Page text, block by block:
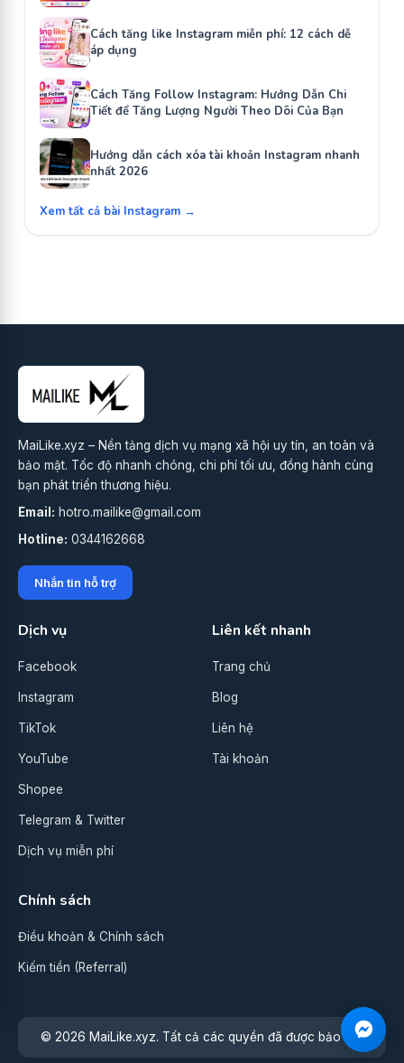
Cách tăng like Instagram miễn phí: 12 cách dễ
áp dụng
Cách Tăng Follow Instagram: Hướng Dẫn Chi
Tiết để Tăng Lượng Người Theo Dõi Của Bạn
Hướng dẫn cách xóa tài khoản Instagram nhanh
nhất 2026
Xem tất cả bài Instagram →
MaiLike.xyz – Nền tảng dịch vụ mạng xã hội uy tín, an toàn và
bảo mật. Tốc độ nhanh chóng, chi phí tối ưu, đồng hành cùng
bạn phát triển thương hiệu.
Email: hotro.mailike@gmail.com
Hotline: 0344162668
Nhắn tin hỗ trợ
Dịch vụ
Facebook
Instagram
TikTok
YouTube
Shopee
Telegram & Twitter
Dịch vụ miễn phí
Liên kết nhanh
Trang chủ
Blog
Liên hệ
Tài khoản
Chính sách
Điều khoản & Chính sách
Kiếm tiền (Referral)
© 2026 MaiLike.xyz. Tất cả các quyền đã được bảo lưu.